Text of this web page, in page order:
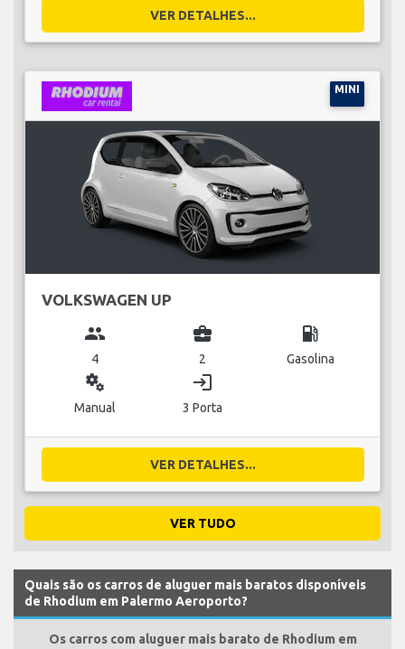
VER DETALHES...
MINI
VOLKSWAGEN UP
group
4
business_center
2
local_gas_station
Gasolina
miscellaneous_services
Manual
login
3 Porta
VER DETALHES...
VER TUDO
Quais são os carros de aluguer mais baratos disponíveis
de Rhodium em Palermo Aeroporto?
Os carros com aluguer mais barato de Rhodium em